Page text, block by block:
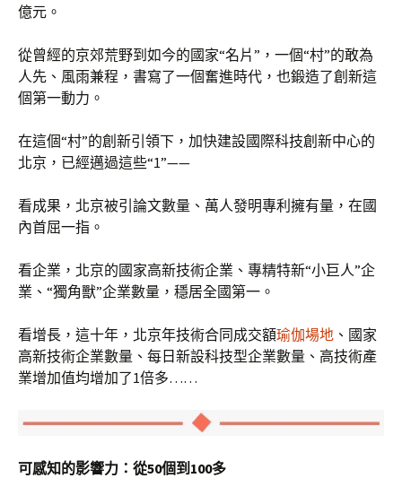
億元。
從曾經的京郊荒野到如今的國家“名片”，一個“村”的敢為
人先、風雨兼程，書寫了一個奮進時代，也鍛造了創新這
個第一動力。
在這個“村”的創新引領下，加快建設國際科技創新中心的
北京，已經邁過這些“1”——
看成果，北京被引論文數量、萬人發明專利擁有量，在國
內首屈一指。
看企業，北京的國家高新技術企業、專精特新“小巨人”企
業、“獨角獸”企業數量，穩居全國第一。
看增長，這十年，北京年技術合同成交額瑜伽場地 、國家
高新技術企業數量、每日新設科技型企業數量、高技術產
業增加值均增加了1倍多……
可感知的影響力：從50個到100多